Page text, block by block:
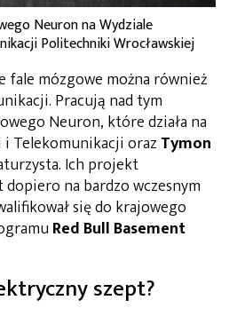
Neuron na Wydziale
Politechniki Wrocławskiej
fale mózgowe można również
Pracują nad tym
Neuron, które działa na
Telekomunikacji oraz Tymon
Ich projekt
dopiero na bardzo wczesnym
się do krajowego
Red Bull Basement
szept?